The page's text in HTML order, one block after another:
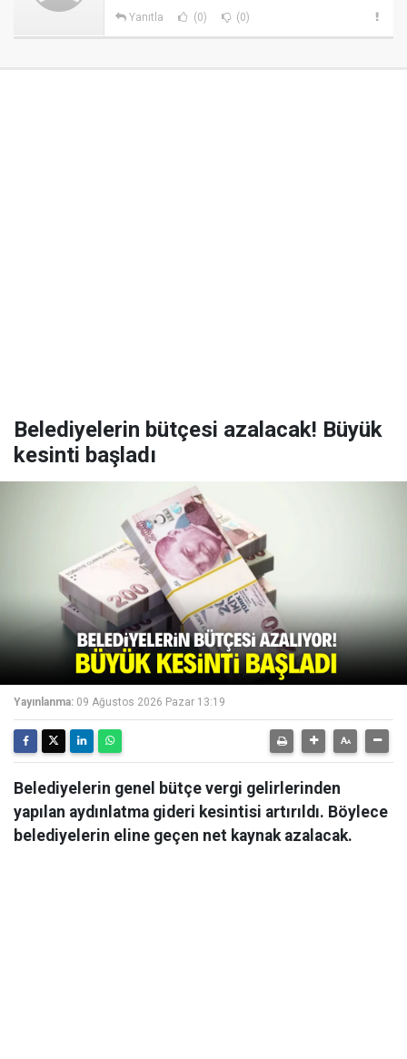
Yanıtla (0) (0)
Belediyelerin bütçesi azalacak! Büyük
kesinti başladı
Yayınlanma: 09 Ağustos 2026 Pazar 13:19
Belediyelerin genel bütçe vergi gelirlerinden
yapılan aydınlatma gideri kesintisi artırıldı. Böylece
belediyelerin eline geçen net kaynak azalacak.